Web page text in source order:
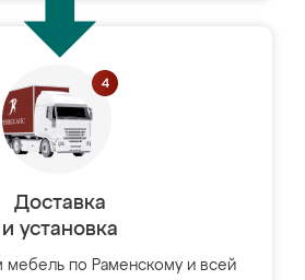
Доставка
и установка
мебель по Раменскому и всей